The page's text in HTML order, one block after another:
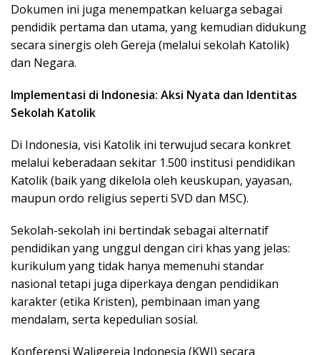
Dokumen ini juga menempatkan keluarga sebagai
pendidik pertama dan utama, yang kemudian didukung
secara sinergis oleh Gereja (melalui sekolah Katolik)
dan Negara.
Implementasi di Indonesia: Aksi Nyata dan Identitas
Sekolah Katolik
Di Indonesia, visi Katolik ini terwujud secara konkret
melalui keberadaan sekitar 1.500 institusi pendidikan
Katolik (baik yang dikelola oleh keuskupan, yayasan,
maupun ordo religius seperti SVD dan MSC).
Sekolah-sekolah ini bertindak sebagai alternatif
pendidikan yang unggul dengan ciri khas yang jelas:
kurikulum yang tidak hanya memenuhi standar
nasional tetapi juga diperkaya dengan pendidikan
karakter (etika Kristen), pembinaan iman yang
mendalam, serta kepedulian sosial.
Konferensi Waligereja Indonesia (KWI) secara